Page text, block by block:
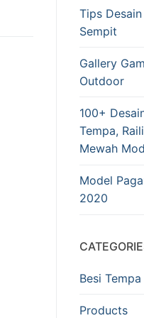
Tips
Sempit
Gallery
Outdoor
100+
Tempa,
Mewah
Model
2020
Besi Tempa
Products